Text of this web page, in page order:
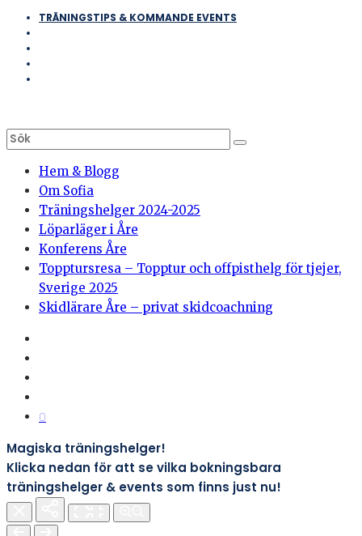
TRÄNINGSTIPS & KOMMANDE EVENTS
Hem & Blogg
Om Sofia
Träningshelger 2024-2025
Löparläger i Åre
Konferens Åre
Topptursresa – Topptur och offpisthelg för tjejer,
Sverige 2025
Skidlärare Åre – privat skidcoachning
0
Magiska träningshelger!
Klicka nedan för att se vilka bokningsbara
träningshelger & events som finns just nu!